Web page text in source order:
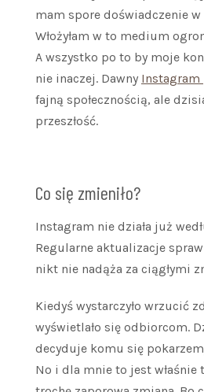
mam spore doświadczenie
Włożyłam w to medium
A wszystko po to by moje
nie inaczej. Dawny Instagram
fajną społecznością, ale
przeszłość.
Co się zmieniło?
Instagram nie działa już
Regularne aktualizacje
nikt nie nadąża za ciągłymi
Kiedyś wystarczyło wrzucić
wyświetlało się odbiorcom.
decyduje komu się
No i dla mnie to jest właśnie